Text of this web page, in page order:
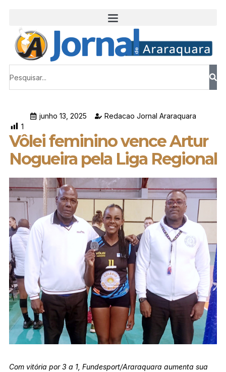
junho 13, 2025
Redacao Jornal Araraquara
1
Vôlei feminino vence Artur
Nogueira pela Liga Regional
Com vitória por 3 a 1, Fundesport/Araraquara aumenta sua